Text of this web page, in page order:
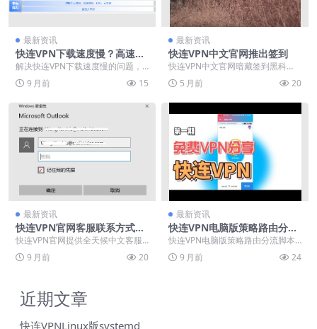
最新资讯
快连VPN下载速度慢？高速镜
像与CDN加速技巧
解决快连VPN下载速度慢的问题，
关键在于分析网络带宽、服务器负
载及本地环境等常见...
9 月前 15
最新资讯
快连VPN中文官网推出签到
快连VPN中文官网暗藏签到黑科
技，电脑版免费版零门槛打卡，七
天连签解锁付费节点、...
5 月前 20
最新资讯
快连VPN官网客服联系方式：
24小时中文人工支持通道
快连VPN官网提供全天候中文客服
支持与专业下载指导，致力于为用
户打造安全稳定的网...
9 月前 20
最新资讯
快连VPN电脑版策略路由分流
脚本
快连VPN电脑版策略路由分流脚本
实现国内外流量智能分配，通过动
态识别访问目标将跨...
9 月前 24
近期文章
快连VPNLinux版systemd